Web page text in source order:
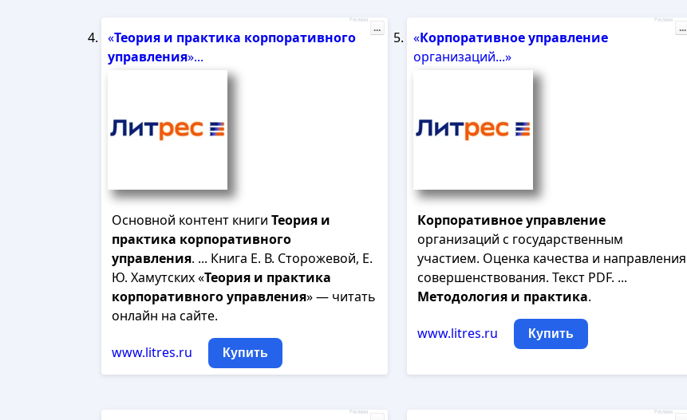
«Теория и практика корпоративного
управления»...
Основной контент книги Теория и
практика корпоративного
управления. ... Книга Е. В. Сторожевой, Е.
Ю. Хамутских «Теория и практика
корпоративногоуправления» — читать
онлайн на сайте.
www.litres.ru Купить
Реклама
...
«Корпоративноеуправление
организаций...»
Корпоративноеуправление
организаций с государственным
участием. Оценка качества и направления
совершенствования. Текст PDF. ...
Методология и практика.
www.litres.ru Купить
Реклама
...
Реклама Реклама